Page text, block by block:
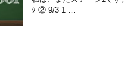
ｸ ② 9/3 1 …